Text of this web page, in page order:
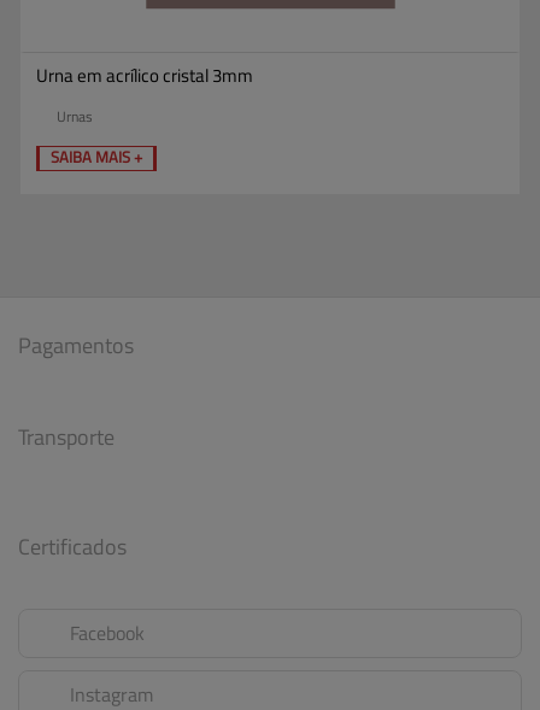
Urna em acrílico cristal 3mm
Urnas
SAIBA MAIS +
Pagamentos
Transporte
Certificados
Facebook
Instagram